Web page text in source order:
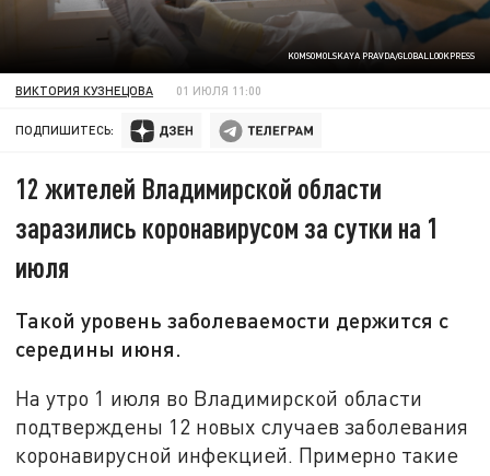
KOMSOMOLSKAYA PRAVDA/GLOBALLOOKPRESS
ВИКТОРИЯ КУЗНЕЦОВА 01 ИЮЛЯ 11:00
ПОДПИШИТЕСЬ:
12 жителей Владимирской области
заразились коронавирусом за сутки на 1
июля
Такой уровень заболеваемости держится с
середины июня.
На утро 1 июля во Владимирской области
подтверждены 12 новых случаев заболевания
коронавирусной инфекцией. Примерно такие